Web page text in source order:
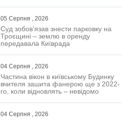
05 Серпня , 2026
Суд зобов’язав знести парковку на
Троєщині – землю в оренду
передавала Київрада
04 Серпня , 2026
Частина вікон в київському Будинку
вчителя зашита фанерою ще з 2022-
го, коли відновлять – невідомо
04 Серпня , 2026